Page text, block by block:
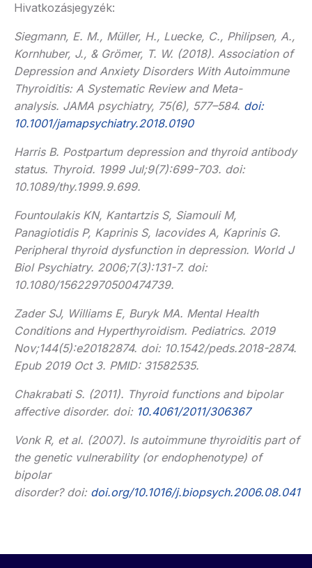
Hivatkozásjegyzék:
Siegmann, E. M., Müller, H., Luecke, C., Philipsen, A.,
Kornhuber, J., & Grömer, T. W. (2018). Association of
Depression and Anxiety Disorders With Autoimmune
Thyroiditis: A Systematic Review and Meta-
analysis. JAMA psychiatry, 75(6), 577–584. doi:
10.1001/jamapsychiatry.2018.0190
Harris B. Postpartum depression and thyroid antibody
status. Thyroid. 1999 Jul;9(7):699-703. doi:
10.1089/thy.1999.9.699.
Fountoulakis KN, Kantartzis S, Siamouli M,
Panagiotidis P, Kaprinis S, Iacovides A, Kaprinis G.
Peripheral thyroid dysfunction in depression. World J
Biol Psychiatry. 2006;7(3):131-7. doi:
10.1080/15622970500474739.
Zader SJ, Williams E, Buryk MA. Mental Health
Conditions and Hyperthyroidism. Pediatrics. 2019
Nov;144(5):e20182874. doi: 10.1542/peds.2018-2874.
Epub 2019 Oct 3. PMID: 31582535.
Chakrabati S. (2011). Thyroid functions and bipolar
affective disorder. doi: 10.4061/2011/306367
Vonk R, et al. (2007). Is autoimmune thyroiditis part of
the genetic vulnerability (or endophenotype) of
bipolar
disorder? doi: doi.org/10.1016/j.biopsych.2006.08.041